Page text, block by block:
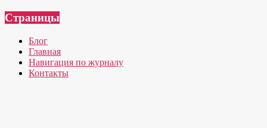
Страницы
Блог
Главная
Навигация по журналу
Контакты